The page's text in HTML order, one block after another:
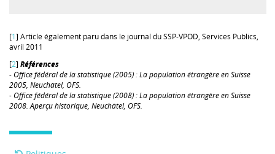
[1] Article également paru dans le journal du SSP-VPOD, Services Publics,
avril 2011
[2] Références
- Office fédéral de la statistique (2005) : La population étrangère en Suisse
2005, Neuchâtel, OFS.
- Office fédéral de la statistique (2008) : La population étrangère en Suisse
2008. Aperçu historique, Neuchâtel, OFS.